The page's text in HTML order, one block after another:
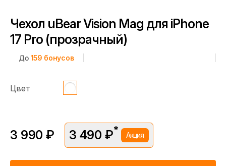
Чехол uBear Vision Mag для iPhone
17 Pro (прозрачный)
До 159 бонусов
Цвет
3 990 ₽ 3 490 ₽* Акция
Цена без скидки —3 990 ₽. Подробности уточняйте у